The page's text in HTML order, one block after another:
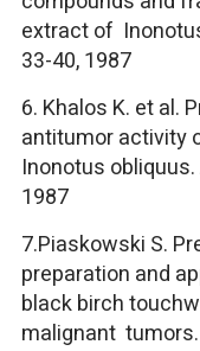
extract of
33-40, 1987
6. Khalos K. et al.
antitumor activity
Inonotus
1987
7.Piaskowski S.
preparation and
black birch
malignant